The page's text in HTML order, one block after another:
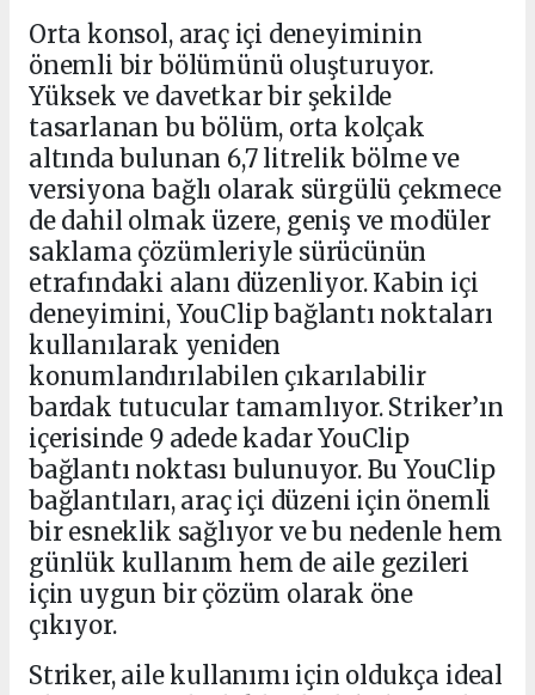
Orta konsol, araç içi deneyiminin
önemli bir bölümünü oluşturuyor.
Yüksek ve davetkar bir şekilde
tasarlanan bu bölüm, orta kolçak
altında bulunan 6,7 litrelik bölme ve
versiyona bağlı olarak sürgülü çekmece
de dahil olmak üzere, geniş ve modüler
saklama çözümleriyle sürücünün
etrafındaki alanı düzenliyor. Kabin içi
deneyimini, YouClip bağlantı noktaları
kullanılarak yeniden
konumlandırılabilen çıkarılabilir
bardak tutucular tamamlıyor. Striker’ın
içerisinde 9 adede kadar YouClip
bağlantı noktası bulunuyor. Bu YouClip
bağlantıları, araç içi düzeni için önemli
bir esneklik sağlıyor ve bu nedenle hem
günlük kullanım hem de aile gezileri
için uygun bir çözüm olarak öne
çıkıyor.
Striker, aile kullanımı için oldukça ideal